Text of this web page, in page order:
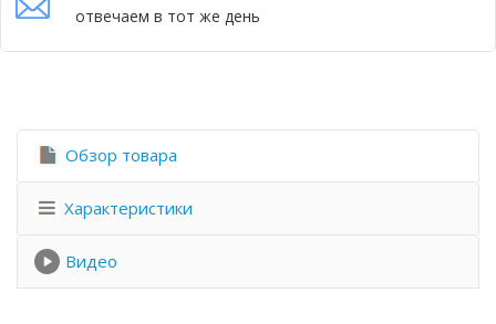
отвечаем в тот же день
Обзор товара
Характеристики
Видео